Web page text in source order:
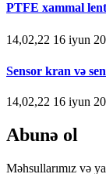
PTFE xammal
14,02,22 16 iyun
Sensor kran və
14,02,22 16 iyun
Abunə ol
Məhsullarımız və